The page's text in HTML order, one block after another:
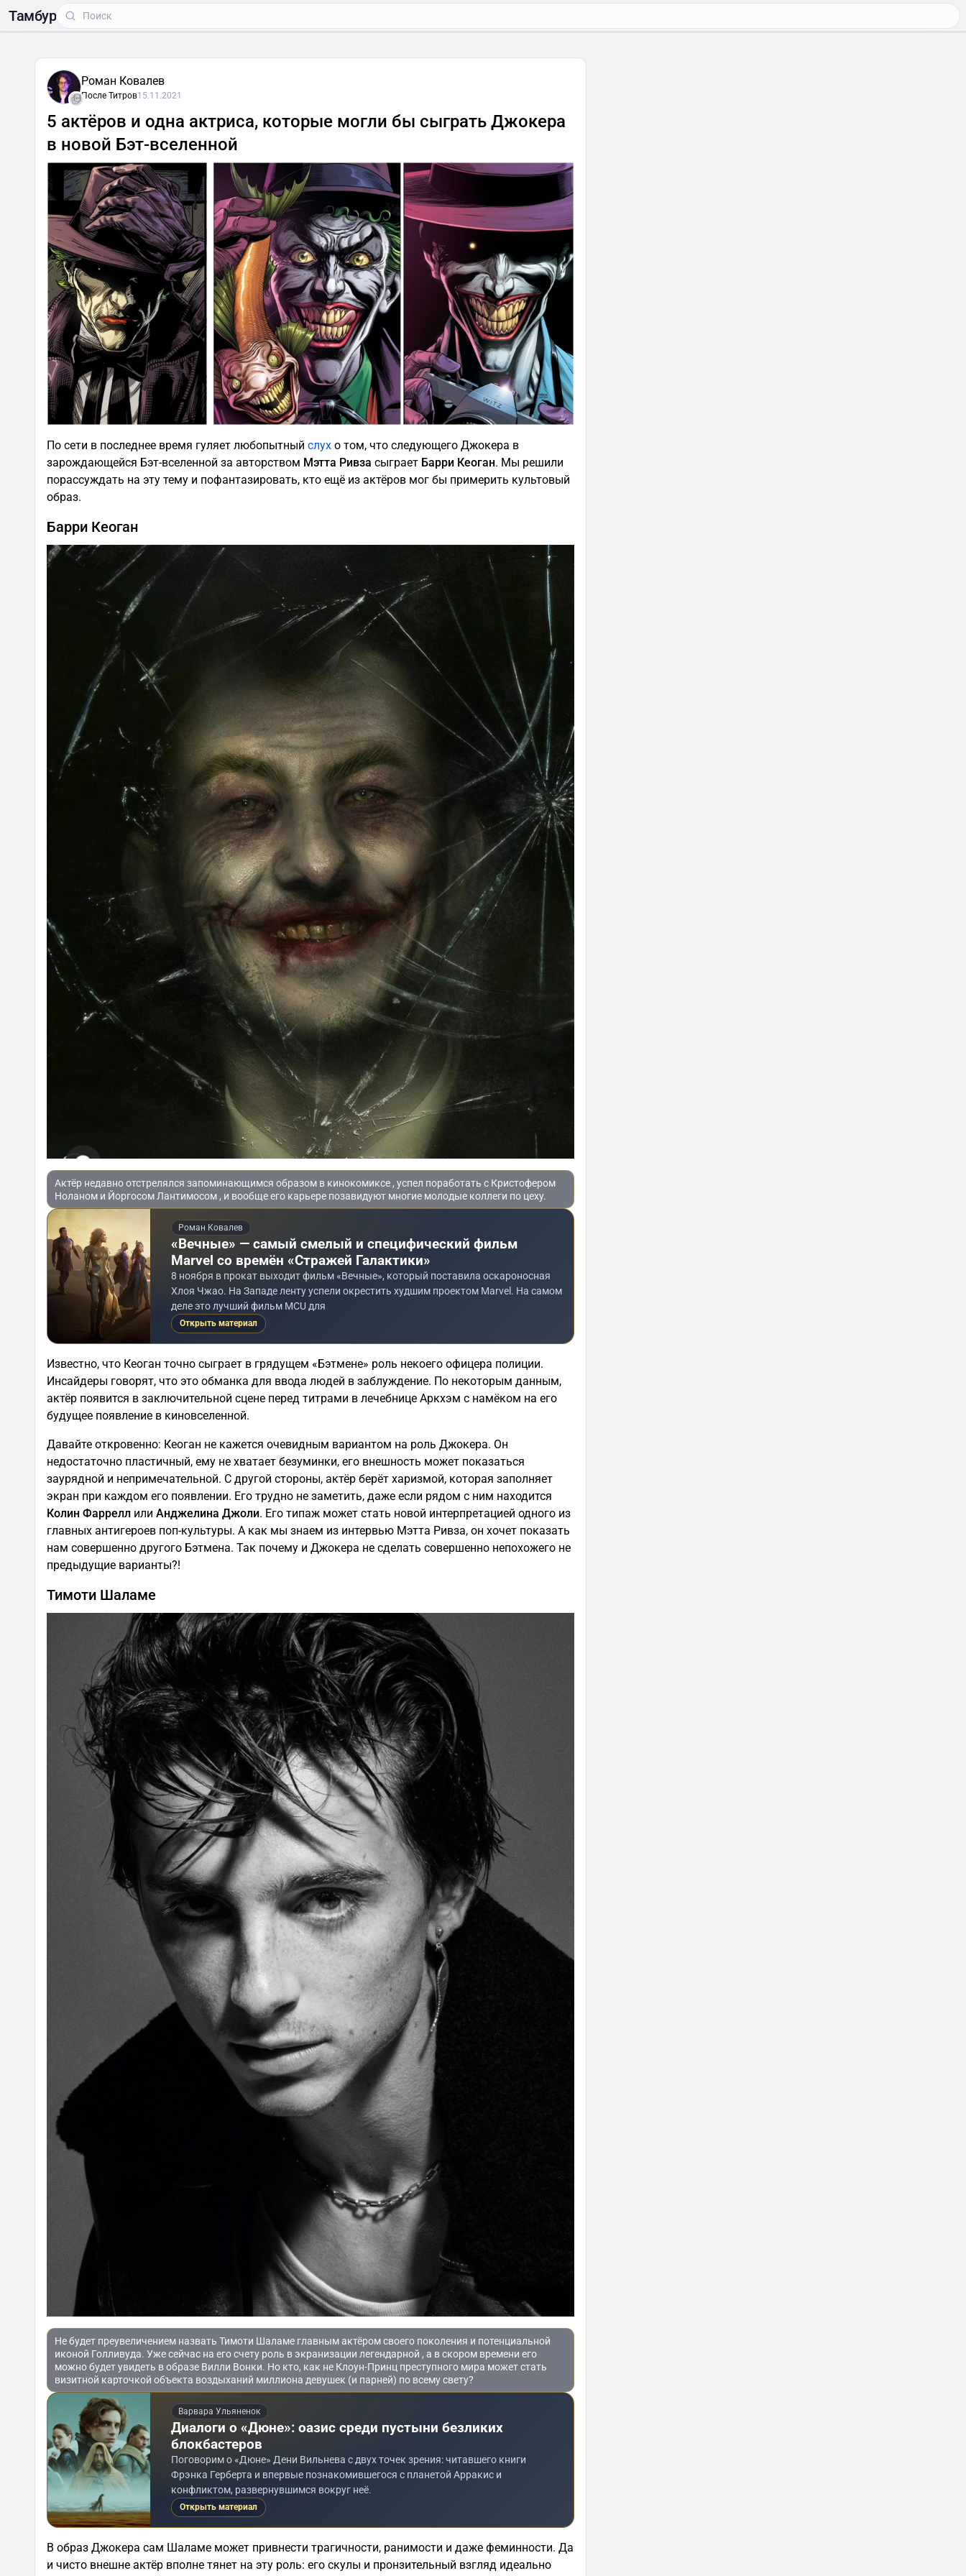
Тамбур
Роман Ковалев
После Титров15.11.2021
5 актёров и одна актриса, которые могли бы сыграть Джокера
в новой Бэт-вселенной
По сети в последнее время гуляет любопытный слух о том, что следующего Джокера в
зарождающейся Бэт-вселенной за авторством Мэтта Ривза сыграет Барри Кеоган. Мы решили
порассуждать на эту тему и пофантазировать, кто ещё из актёров мог бы примерить культовый
образ.
Барри Кеоган
Актёр недавно отстрелялся запоминающимся образом в кинокомиксе , успел поработать с Кристофером
Ноланом и Йоргосом Лантимосом , и вообще его карьере позавидуют многие молодые коллеги по цеху.
Роман Ковалев
«Вечные» — самый смелый и специфический фильм
Marvel со времён «Стражей Галактики»
8 ноября в прокат выходит фильм «Вечные», который поставила оскароносная
Хлоя Чжао. На Западе ленту успели окрестить худшим проектом Marvel. На самом
деле это лучший фильм MCU для
Открыть материал
Известно, что Кеоган точно сыграет в грядущем «Бэтмене» роль некоего офицера полиции.
Инсайдеры говорят, что это обманка для ввода людей в заблуждение. По некоторым данным,
актёр появится в заключительной сцене перед титрами в лечебнице Аркхэм с намёком на его
будущее появление в киновселенной.
Давайте откровенно: Кеоган не кажется очевидным вариантом на роль Джокера. Он
недостаточно пластичный, ему не хватает безуминки, его внешность может показаться
заурядной и непримечательной. С другой стороны, актёр берёт харизмой, которая заполняет
экран при каждом его появлении. Его трудно не заметить, даже если рядом с ним находится
Колин Фаррелл или Анджелина Джоли. Его типаж может стать новой интерпретацией одного из
главных антигероев поп-культуры. А как мы знаем из интервью Мэтта Ривза, он хочет показать
нам совершенно другого Бэтмена. Так почему и Джокера не сделать совершенно непохожего не
предыдущие варианты?!
Тимоти Шаламе
Не будет преувеличением назвать Тимоти Шаламе главным актёром своего поколения и потенциальной
иконой Голливуда. Уже сейчас на его счету роль в экранизации легендарной , а в скором времени его
можно будет увидеть в образе Вилли Вонки. Но кто, как не Клоун-Принц преступного мира может стать
визитной карточкой объекта воздыханий миллиона девушек (и парней) по всему свету?
Варвара Ульяненок
Диалоги о «Дюне»: оазис среди пустыни безликих
блокбастеров
Поговорим о «Дюне» Дени Вильнева с двух точек зрения: читавшего книги
Фрэнка Герберта и впервые познакомившегося с планетой Арракис и
конфликтом, развернувшимся вокруг неё.
Открыть материал
В образ Джокера сам Шаламе может привнести трагичности, ранимости и даже феминности. Да
и чисто внешне актёр вполне тянет на эту роль: его скулы и пронзительный взгляд идеально